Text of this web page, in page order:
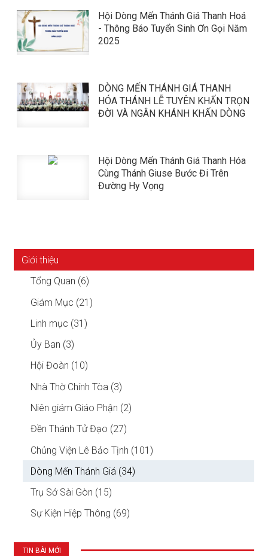
Hội Dòng Mến Thánh Giá Thanh Hoá
- Thông Báo Tuyển Sinh Ơn Gọi Năm
2025
DÒNG MẾN THÁNH GIÁ THANH
HÓA THÁNH LỄ TUYÊN KHẤN TRỌN
ĐỜI VÀ NGÂN KHÁNH KHẤN DÒNG
Hội Dòng Mến Thánh Giá Thanh Hóa
Cùng Thánh Giuse Bước Đi Trên
Đường Hy Vọng
Giới thiệu
Tổng Quan (6)
Giám Mục (21)
Linh mục (31)
Ủy Ban (3)
Hội Đoàn (10)
Nhà Thờ Chính Tòa (3)
Niên giám Giáo Phận (2)
Đền Thánh Tử Đạo (27)
Chủng Viện Lê Bảo Tịnh (101)
Dòng Mến Thánh Giá (34)
Trụ Sở Sài Gòn (15)
Sự Kiện Hiệp Thông (69)
TIN BÀI MỚI